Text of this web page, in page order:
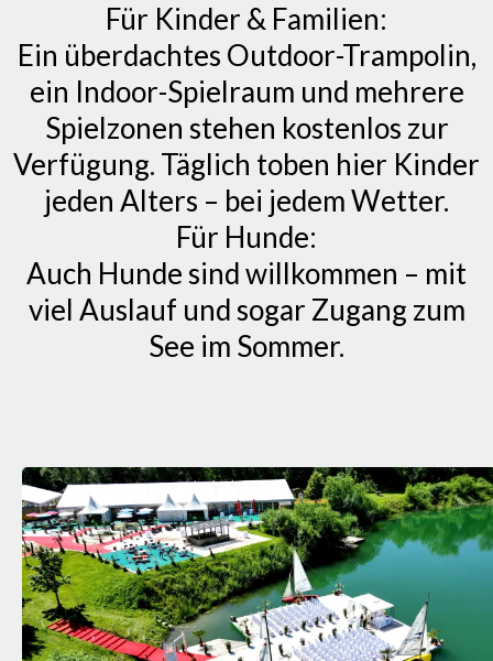
Für Kinder & Familien:
Ein überdachtes Outdoor-Trampolin,
ein Indoor-Spielraum und mehrere
Spielzonen stehen kostenlos zur
Verfügung. Täglich toben hier Kinder
jeden Alters – bei jedem Wetter.
Für Hunde:
Auch Hunde sind willkommen – mit
viel Auslauf und sogar Zugang zum
See im Sommer.